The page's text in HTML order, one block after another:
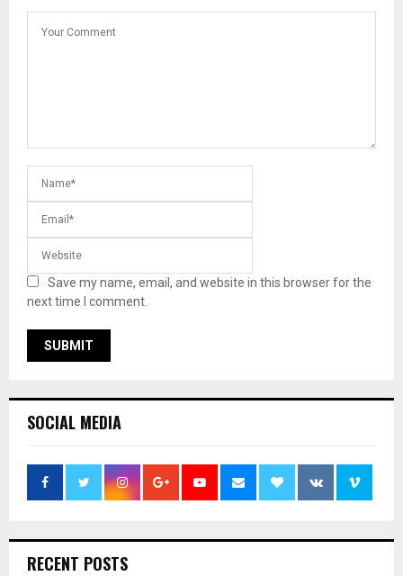
Save my name, email, and website in this browser for the
next time I comment.
SOCIAL MEDIA
RECENT POSTS